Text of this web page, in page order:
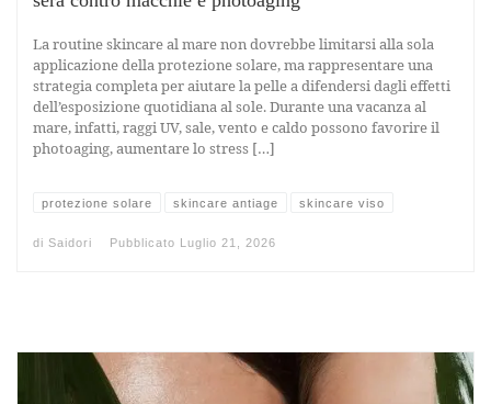
La routine skincare al mare non dovrebbe limitarsi alla sola
applicazione della protezione solare, ma rappresentare una
strategia completa per aiutare la pelle a difendersi dagli effetti
dell’esposizione quotidiana al sole. Durante una vacanza al
mare, infatti, raggi UV, sale, vento e caldo possono favorire il
photoaging, aumentare lo stress […]
protezione solare skincare antiage skincare viso
di Saidori Pubblicato Luglio 21, 2026